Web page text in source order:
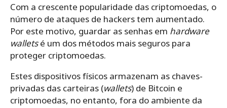
Com a crescente popularidade das criptomoedas, o
número de ataques de hackers tem aumentado.
Por este motivo, guardar as senhas em hardware
walletsé um dos métodos mais seguros para
proteger criptomoedas.
Estes dispositivos físicos armazenam as chaves-
privadas das carteiras (wallets) de Bitcoin e
criptomoedas, no entanto, fora do ambiente da